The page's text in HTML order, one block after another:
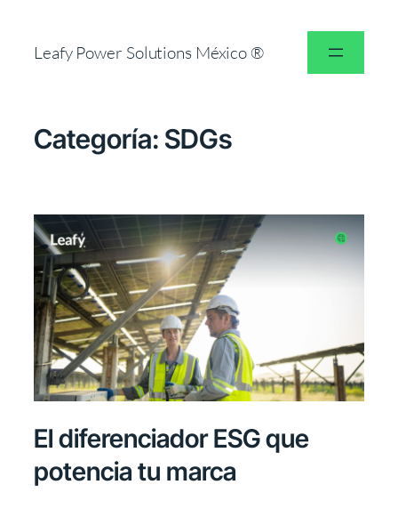
Leafy Power Solutions México ®
Categoría: SDGs
El diferenciador ESG que
potencia tu marca